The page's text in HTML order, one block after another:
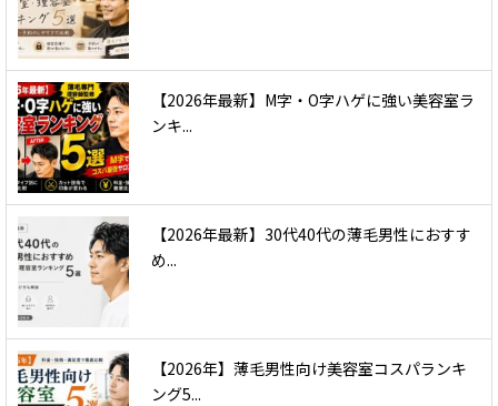
【2026年最新】M字・O字ハゲに強い美容室ラ
ンキ...
【2026年最新】30代40代の薄毛男性におすす
め...
【2026年】薄毛男性向け美容室コスパランキ
ング5...